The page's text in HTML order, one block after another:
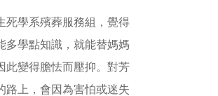
死學系殯葬服務組，覺得
多學點知識，就能替媽媽
此變得膽怯而壓抑。對芳
路上，會因為害怕或迷失